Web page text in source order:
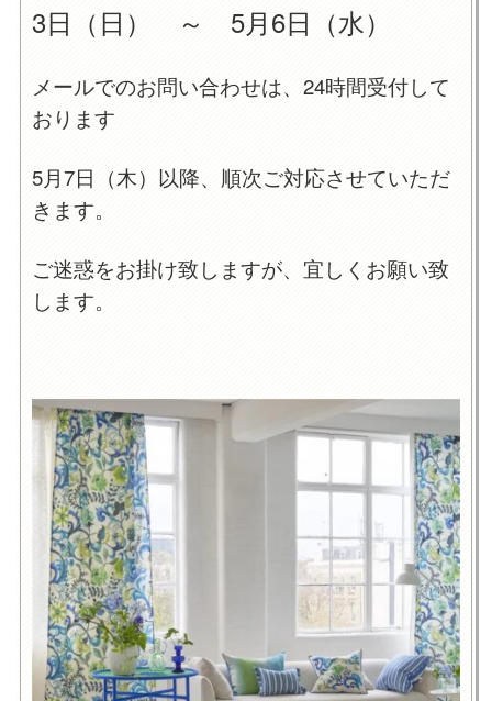
3日（日） ～ 5月6日（水）
メールでのお問い合わせは、24時間受付して
おります
5月7日（木）以降、順次ご対応させていただ
きます。
ご迷惑をお掛け致しますが、宜しくお願い致
します。